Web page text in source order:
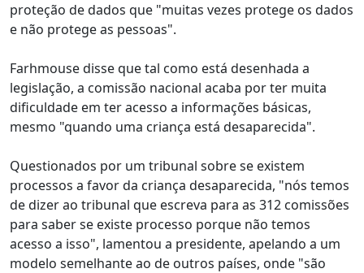
proteção de dados que "muitas vezes protege os dados
e não protege as pessoas".
Farhmouse disse que tal como está desenhada a
legislação, a comissão nacional acaba por ter muita
dificuldade em ter acesso a informações básicas,
mesmo "quando uma criança está desaparecida".
Questionados por um tribunal sobre se existem
processos a favor da criança desaparecida, "nós temos
de dizer ao tribunal que escreva para as 312 comissões
para saber se existe processo porque não temos
acesso a isso", lamentou a presidente, apelando a um
modelo semelhante ao de outros países, onde "são